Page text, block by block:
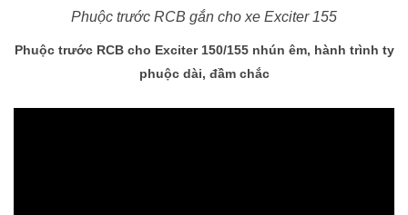
Phuộc trước RCB gắn cho xe Exciter 155
Phuộc trước RCB cho Exciter 150/155 nhún êm, hành trình ty
phuộc dài, đầm chắc